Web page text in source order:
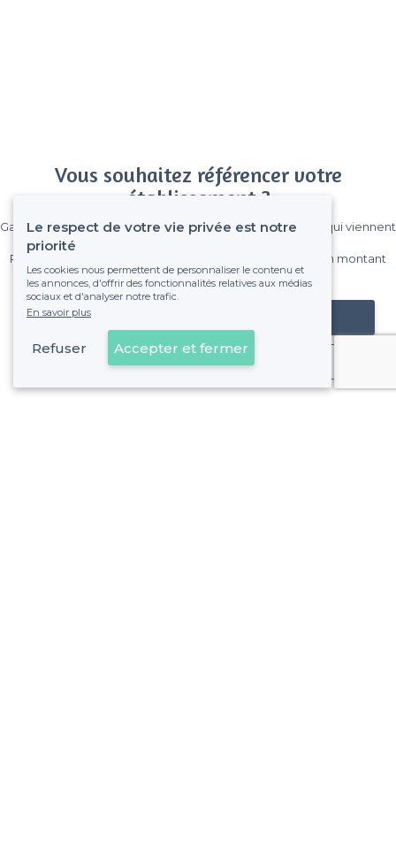
Vous souhaitez référencer votre
établissement ?
Gagnez de nombreux clients parmi le million de visiteurs qui viennent
Pas de commissions et sans engagement, vous payez un montant
fixe sans risque de voir déraper la facture.
Référencer mon établissement
Déjà client
Le respect de votre vie privée est notre
priorité
Les cookies nous permettent de personnaliser le contenu et
les annonces, d'offrir des fonctionnalités relatives aux médias
sociaux et d'analyser notre trafic.
En savoir plus
Refuser Accepter et fermer